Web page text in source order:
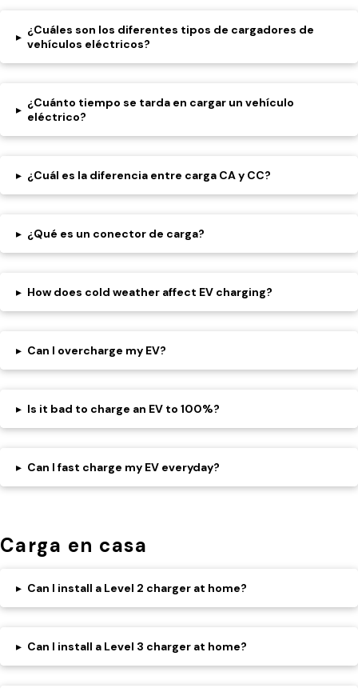
▸ ¿Cuáles son los diferentes tipos de cargadores de
vehículos eléctricos?
▸ ¿Cuánto tiempo se tarda en cargar un vehículo
eléctrico?
▸ ¿Cuál es la diferencia entre carga CA y CC?
▸ ¿Qué es un conector de carga?
▸ How does cold weather affect EV charging?
▸ Can I overcharge my EV?
▸ Is it bad to charge an EV to 100%?
▸ Can I fast charge my EV everyday?
Carga en casa
▸ Can I install a Level 2 charger at home?
▸ Can I install a Level 3 charger at home?